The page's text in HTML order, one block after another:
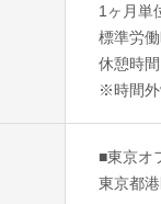
1ヶ月単
標準労
休憩時
※時間外
■東京オ
東京都